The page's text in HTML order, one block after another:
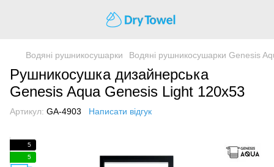
Водяні рушникосушарки Водяні рушникосушарки Genesis
Рушникосушка дизайнерська
Genesis Aqua Genesis Light 120x53
Артикул: GA-4903 Написати відгук
5
5